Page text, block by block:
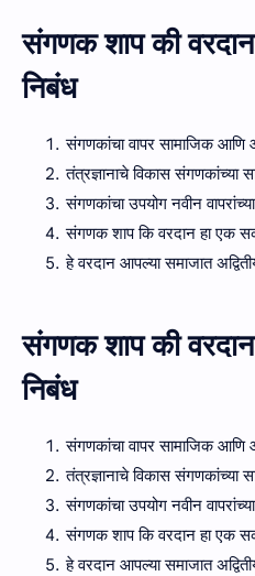
संगणक शाप की
निबंध
संगणकांचा वापर सामाजिक आणि
तंत्रज्ञानाचे विकास संगणकांच्या
संगणकांचा उपयोग नवीन
संगणक शाप कि वरदान हा एक
हे वरदान आपल्या समाजात
संगणक शाप की
निबंध
संगणकांचा वापर सामाजिक आणि
तंत्रज्ञानाचे विकास संगणकांच्या
संगणकांचा उपयोग नवीन
संगणक शाप कि वरदान हा एक
हे वरदान आपल्या समाजात